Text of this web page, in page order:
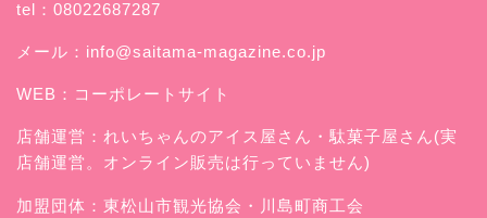
tel：08022687287
メール： info@saitama-magazine.co.jp
WEB： コーポレートサイト
店舗運営： れいちゃんのアイス屋さん ・駄菓子屋さん(実
店舗運営。オンライン販売は行っていません)
加盟団体：東松山市観光協会・川島町商工会